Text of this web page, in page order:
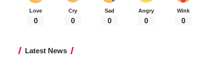
Love
0
Cry
0
Sad
0
Angry
0
Wink
0
Latest News